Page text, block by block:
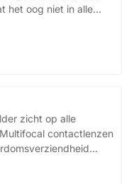
het oog niet in alle
oogfout kun je
corrigeren of
torische lenzen
de Soflens daily
enkele mooie
zicht op alle
scherp willen zien
het slimme multifocale